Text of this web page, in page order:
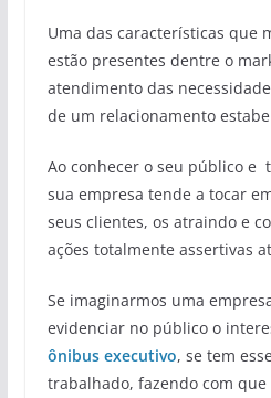
Uma das características que
estão presentes dentre o
atendimento das
de um relacionamento
Ao conhecer o seu público e
sua empresa tende a tocar
seus clientes, os atraindo e
ações totalmente assertivas
Se imaginarmos uma
evidenciar no público o
ônibus executivo, se tem
trabalhado, fazendo com que